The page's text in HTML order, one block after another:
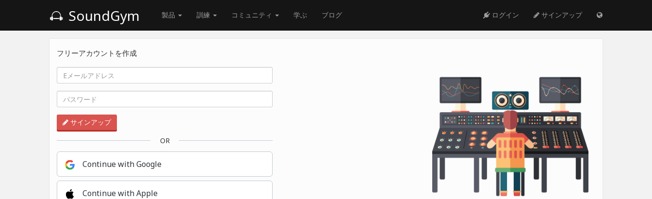
SoundGym 製品 訓練 コミュニティ 学ぶ ブログ ログイン サインアップ
フリーアカウントを作成
サインアップ
OR
Continue with Google
Continue with Apple